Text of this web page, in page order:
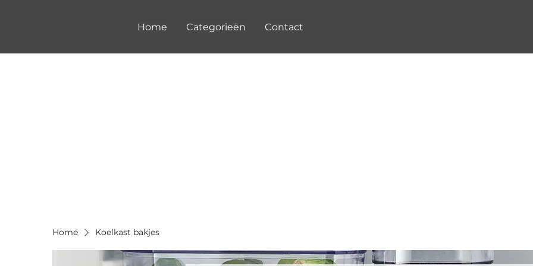
Home Categorieën Contact
Home Koelkast bakjes